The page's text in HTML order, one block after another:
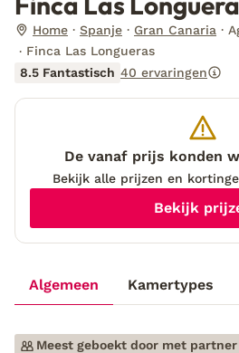
Home Spanje Gran Canaria
Finca Las Longueras
8.5 Fantastisch 40 ervaringen
Algemeen Kamertypes
Meest geboekt door met partner
De vanaf prijs konden
Bekijk alle prijzen en
Bekijk